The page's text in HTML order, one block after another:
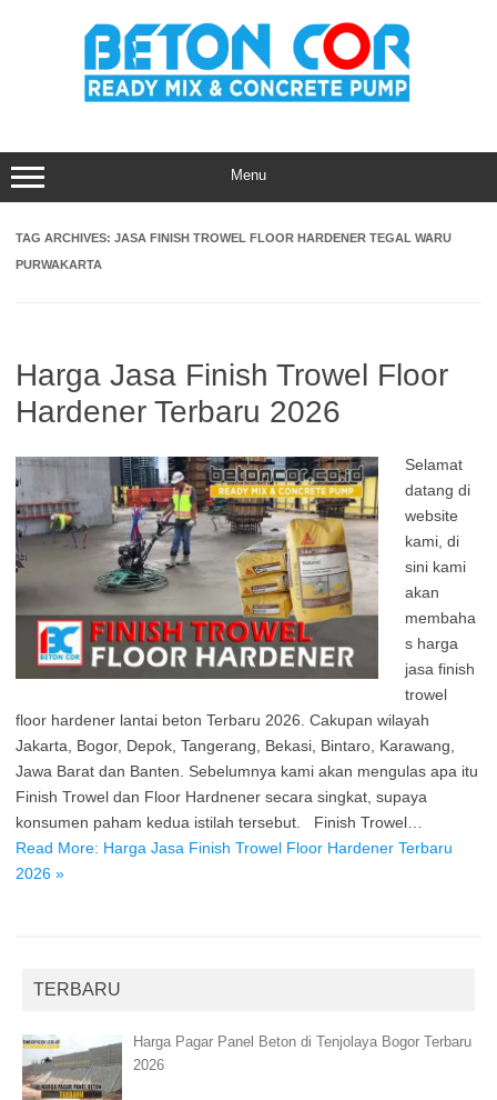
Menu
TAG ARCHIVES: JASA FINISH TROWEL FLOOR HARDENER TEGAL WARU
PURWAKARTA
Harga Jasa Finish Trowel Floor
Hardener Terbaru 2026
Selamat
datang di
website
kami, di
sini kami
akan
membaha
s harga
jasa finish
trowel
floor hardener lantai beton Terbaru 2026. Cakupan wilayah
Jakarta, Bogor, Depok, Tangerang, Bekasi, Bintaro, Karawang,
Jawa Barat dan Banten. Sebelumnya kami akan mengulas apa itu
Finish Trowel dan Floor Hardnener secara singkat, supaya
konsumen paham kedua istilah tersebut. Finish Trowel…
Read More: Harga Jasa Finish Trowel Floor Hardener Terbaru
2026 »
TERBARU
Harga Pagar Panel Beton di Tenjolaya Bogor Terbaru
2026